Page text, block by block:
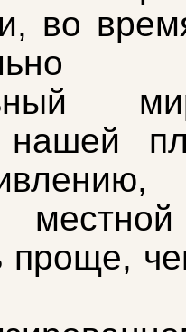
во
нашей
проще,